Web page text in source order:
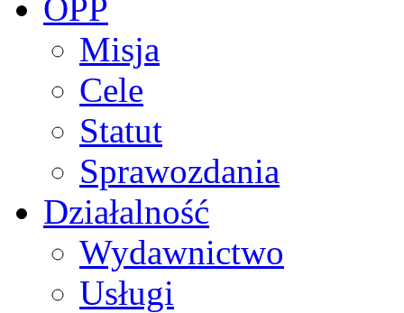
OPP
Misja
Cele
Statut
Sprawozdania
Działalność
Wydawnictwo
Usługi